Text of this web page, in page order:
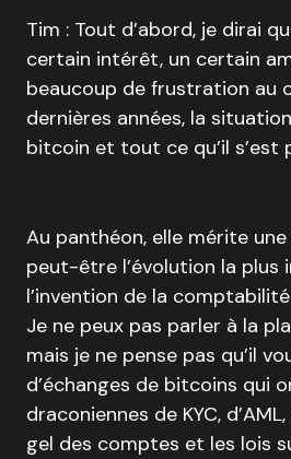
Tim : Tout d’abord, je dirai
certain intérêt, un certain
beaucoup de frustration au
dernières années, la
bitcoin et tout ce qu’il s’est
Au panthéon, elle mérite
peut-être l’évolution la plus
l’invention de la
Je ne peux pas parler à la
mais je ne pense pas qu’il
d’échanges de bitcoins qui
draconiennes de KYC,
gel des comptes et les lois